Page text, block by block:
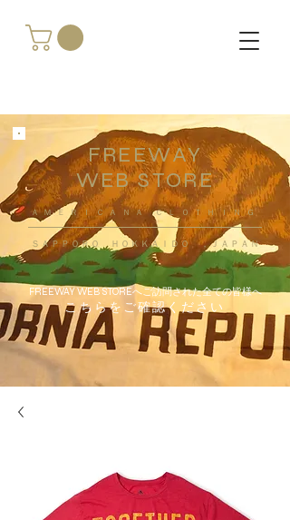
FREEWAY
WEB STORE
​ＡＭＥＲＩＣＡＮＡ ＣＬＯＴＨＩＮＧ
ＳＡＰＰＯＲＯ ＨＯＫＫＡＩＤＯ ，ＪＡＰＡＮ
FREEWAY WEB STOREへご訪問された全ての皆様へ
こちらをご確認ください